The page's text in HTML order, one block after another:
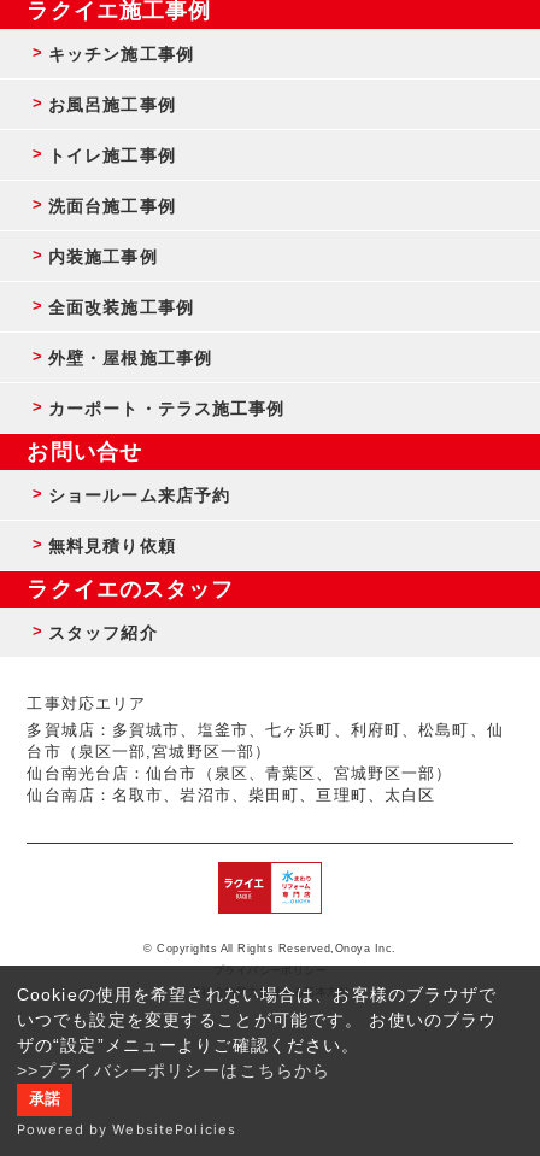
Cookieの使用を希望されない場合は、お客様のブラウザで
いつでも設定を変更することが可能です。 お使いのブラウ
ザの“設定”メニューよりご確認ください。
>>プライバシーポリシーはこちらから
承諾
Powered by WebsitePolicies
反社会的勢力に対する基本方針
© Copyrights All Rights Reserved,Onoya Inc.
ラクイエ施工事例
キッチン施工事例
お風呂施工事例
トイレ施工事例
洗面台施工事例
内装施工事例
全面改装施工事例
外壁・屋根施工事例
カーポート・テラス施工事例
お問い合せ
ショールーム来店予約
無料見積り依頼
ラクイエのスタッフ
スタッフ紹介
工事対応エリア
多賀城店：多賀城市、塩釜市、七ヶ浜町、利府町、松島町、仙
台市（泉区一部,宮城野区一部）
仙台南光台店：仙台市（泉区、青葉区、宮城野区一部）
仙台南店：名取市、岩沼市、柴田町、亘理町、太白区